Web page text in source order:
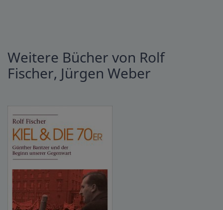
Weitere Bücher von Rolf
Fischer, Jürgen Weber